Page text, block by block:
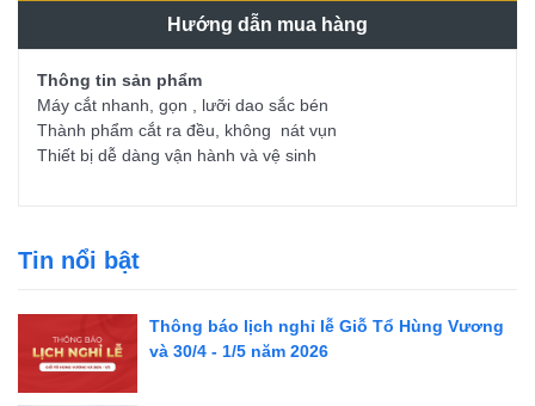
Hướng dẫn mua hàng
Thông tin sản phẩm
Máy cắt nhanh, gọn , lưỡi dao sắc bén
Thành phẩm cắt ra đều, không nát vụn
Thiết bị dễ dàng vận hành và vệ sinh
Tin nổi bật
Thông báo lịch nghỉ lễ Giỗ Tổ Hùng Vương
và 30/4 - 1/5 năm 2026